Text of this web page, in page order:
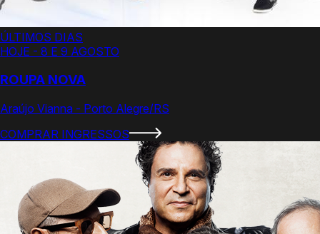
ÚLTIMOS DIAS
HOJE - 8 E 9 AGOSTO
ROUPA NOVA
Araújo Vianna - Porto Alegre/RS
COMPRAR INGRESSOS